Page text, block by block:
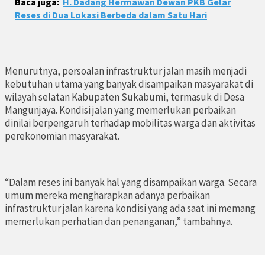
Reses di Dua Lokasi Berbeda dalam Satu Hari
Menurutnya, persoalan infrastruktur jalan masih menjadi
kebutuhan utama yang banyak disampaikan masyarakat di
wilayah selatan Kabupaten Sukabumi, termasuk di Desa
Mangunjaya. Kondisi jalan yang memerlukan perbaikan
dinilai berpengaruh terhadap mobilitas warga dan aktivitas
perekonomian masyarakat.
“Dalam reses ini banyak hal yang disampaikan warga. Secara
umum mereka mengharapkan adanya perbaikan
infrastruktur jalan karena kondisi yang ada saat ini memang
memerlukan perhatian dan penanganan,” tambahnya.